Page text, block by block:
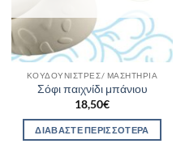
ΚΟΥΔΟΥΝΊΣΤΡΕΣ/ ΜΑΣΗΤΉΡΙΑ
Σόφι παιχνίδι μπάνιου
18,50€
ΔΙΑΒΆΣΤΕ ΠΕΡΙΣΣΌΤΕΡΑ